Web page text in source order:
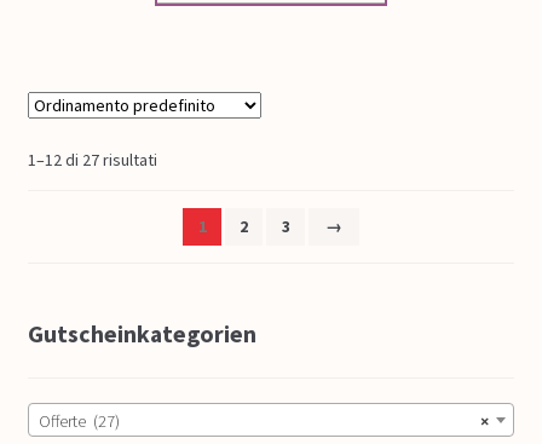
1–12 di 27 risultati
1 2 3 →
Gutscheinkategorien
×
Offerte (27)